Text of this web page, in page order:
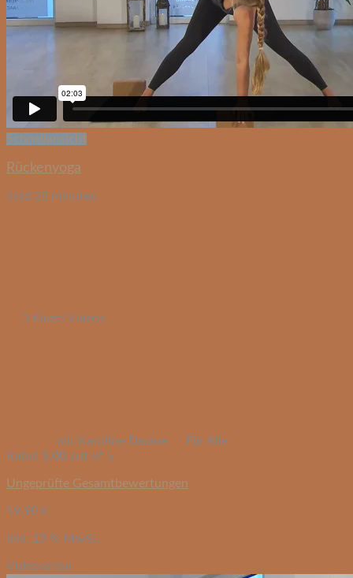
Schnellansicht
Rückenyoga
3std 25 minuten
3 Einzel Videos
mit Karoline Dauwe
Für Alle
Rated 5.00 out of 5
Ungeprüfte Gesamtbewertungen
19,90 €
inkl. 19 % MwSt.
Videoserien